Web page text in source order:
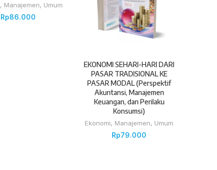
, Manajemen, Umum
Rp86.000
EKONOMI SEHARI-HARI DARI
PASAR TRADISIONAL KE
PASAR MODAL (Perspektif
Akuntansi, Manajemen
Keuangan, dan Perilaku
Konsumsi)
Ekonomi, Manajemen, Umum
Rp79.000